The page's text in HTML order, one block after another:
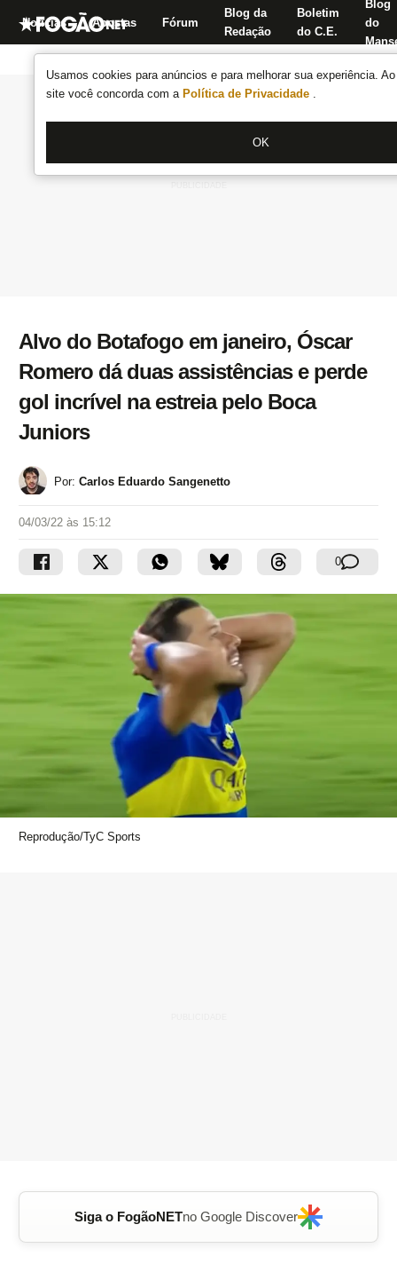
Usamos cookies para anúncios e para melhorar sua experiência.
site você concorda com a Política de Privacidade .
OK
Notícias Apostas Fórum
Blog da
Redação
Boletim
do C.E.
Blog
do
Alvo do Botafogo em janeiro, Óscar
Romero dá duas assistências e perde
gol incrível na estreia pelo Boca
Juniors
Por: Carlos Eduardo Sangenetto
04/03/22 às 15:12
0
Reprodução/TyC Sports
Siga o FogãoNETno Google Discover